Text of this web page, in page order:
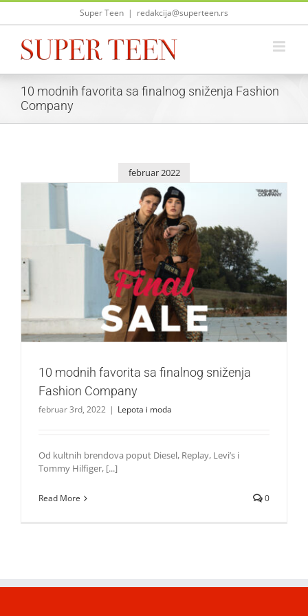
Skip
Super Teen | redakcija@superteen.rs
10 modnih favorita sa finalnog sniženja Fashion
Company
februar 2022
10 modnih favorita sa finalnog sniženja Fashion Company
Lepota i moda
10 modnih favorita sa finalnog sniženja
Fashion Company
februar 3rd, 2022 | Lepota i moda
Od kultnih brendova poput Diesel, Replay, Levi’s i
Tommy Hilfiger, [...]
Read More 0